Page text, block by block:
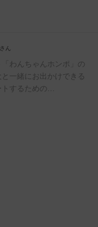
さん
わんちゃんホンポ」の
一緒にお出かけできる
トするための…